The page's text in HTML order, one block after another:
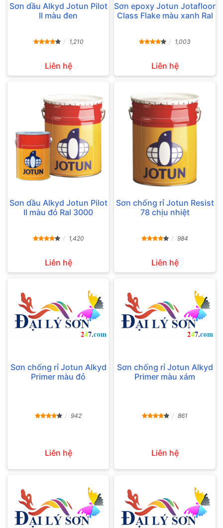
Sơn dầu Alkyd Jotun Pilot
II màu đen
1,210
Liên hệ
Sơn epoxy Jotun Jotafloor
Class Flake màu xanh Ral
1,003
Liên hệ
Sơn dầu Alkyd Jotun Pilot
II màu đỏ Ral 3000
1,420
Liên hệ
Sơn chống rỉ Jotun Resist
78 chịu nhiệt
984
Liên hệ
Sơn chống rỉ Jotun Alkyd
Primer màu đỏ
942
Liên hệ
Sơn chống rỉ Jotun Alkyd
Primer màu xám
861
Liên hệ